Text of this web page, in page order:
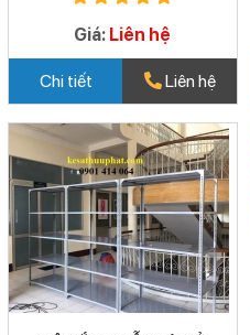
Giá: Liên hệ
Chi tiết Liên hệ